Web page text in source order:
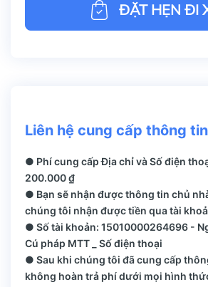
ĐẶT HẸN ĐI
Liên hệ cung cấp thông
● Phí cung cấp Địa chỉ và Số điện
200.000 ₫
● Bạn sẽ nhận được thông tin chủ
chúng tôi nhận được tiền qua tài
● Số tài khoản: 15010000264696 -
Cú pháp MTT _ Số điện thoại
● Sau khi chúng tôi đã cung cấp
không hoàn trả phí dưới mọi hình